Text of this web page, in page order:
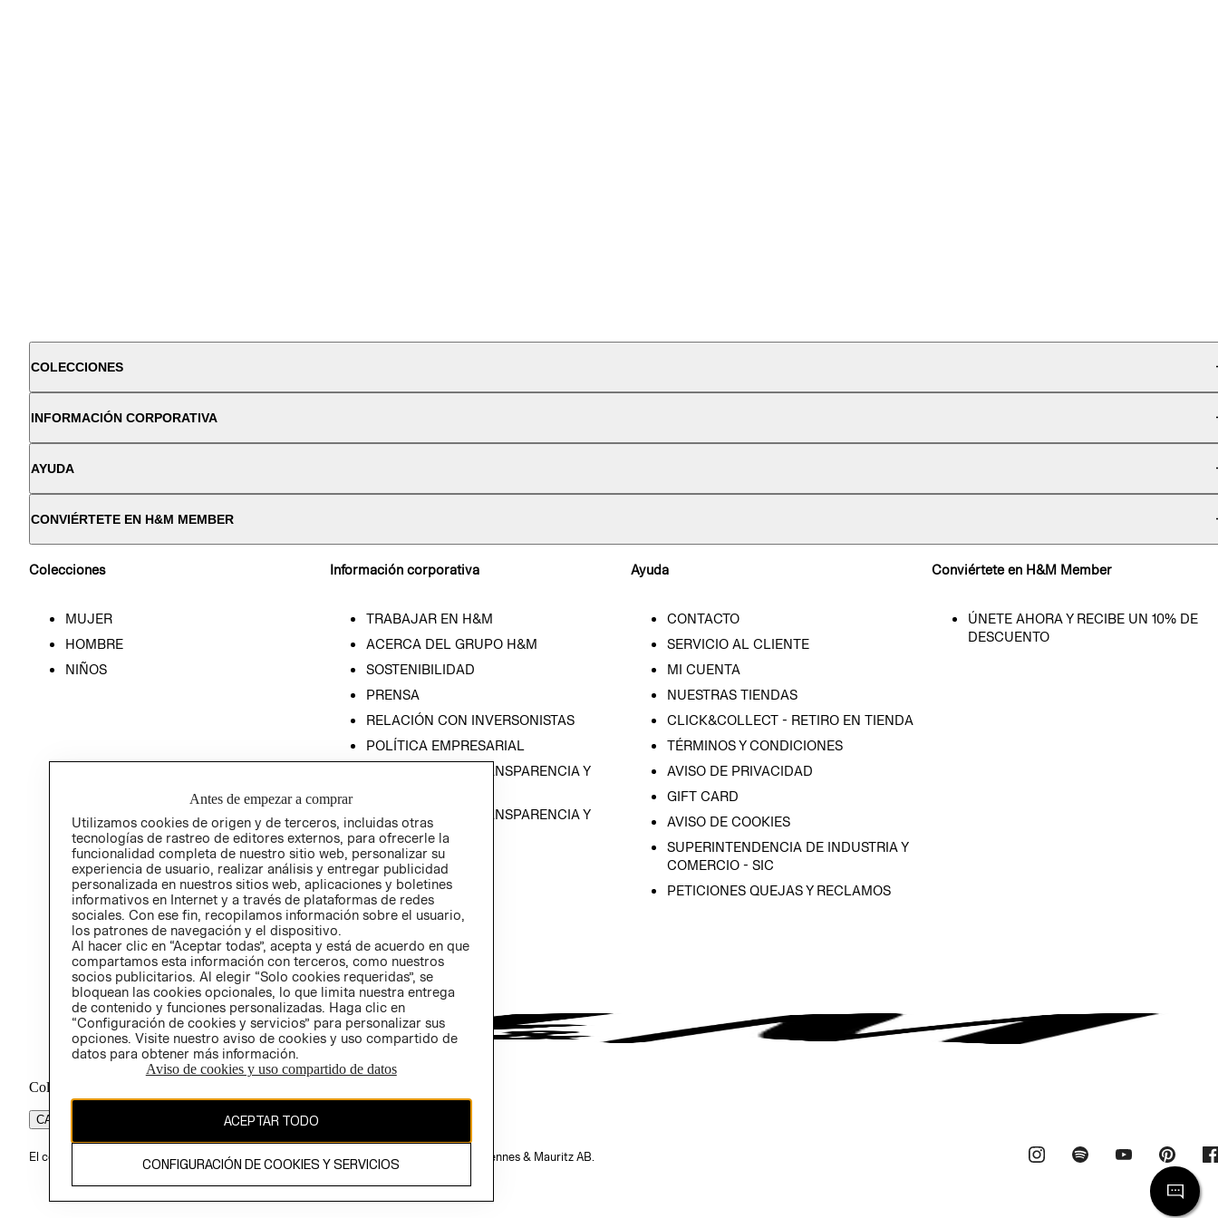
COLECCIONES
INFORMACIÓN CORPORATIVA
AYUDA
CONVIÉRTETE EN H&M MEMBER
Colecciones
MUJER
HOMBRE
NIÑOS
Información corporativa
TRABAJAR EN H&M
ACERCA DEL GRUPO H&M
SOSTENIBILIDAD
PRENSA
RELACIÓN CON INVERSONISTAS
POLÍTICA EMPRESARIAL
PROGRAMA DE TRANSPARENCIA Y
PROGRAMA DE TRANSPARENCIA Y
ÉTICA (INGLÉS)
Ayuda
CONTACTO
SERVICIO AL CLIENTE
MI CUENTA
NUESTRAS TIENDAS
CLICK&COLLECT - RETIRO EN TIENDA
TÉRMINOS Y CONDICIONES
AVISO DE PRIVACIDAD
GIFT CARD
AVISO DE COOKIES
SUPERINTENDENCIA DE INDUSTRIA Y
COMERCIO - SIC
PETICIONES QUEJAS Y RECLAMOS
Conviértete en H&M Member
ÚNETE AHORA Y RECIBE UN 10% DE
DESCUENTO
Colombia ($)
CAMBIAR REGIÓN
El contenido de esta página web está protegido por copyright y es propiedad de H&M Hennes & Mauritz AB.
Antes de empezar a comprar
Utilizamos cookies de origen y de terceros, incluidas otras
tecnologías de rastreo de editores externos, para ofrecerle la
funcionalidad completa de nuestro sitio web, personalizar su
experiencia de usuario, realizar análisis y entregar publicidad
personalizada en nuestros sitios web, aplicaciones y boletines
informativos en Internet y a través de plataformas de redes
sociales. Con ese fin, recopilamos información sobre el usuario,
los patrones de navegación y el dispositivo.
Al hacer clic en “Aceptar todas”, acepta y está de acuerdo en que
compartamos esta información con terceros, como nuestros
socios publicitarios. Al elegir “Solo cookies requeridas”, se
bloquean las cookies opcionales, lo que limita nuestra entrega
de contenido y funciones personalizadas. Haga clic en
“Configuración de cookies y servicios” para personalizar sus
opciones. Visite nuestro aviso de cookies y uso compartido de
datos para obtener más información.
Aviso de cookies y uso compartido de datos
ACEPTAR TODO
CONFIGURACIÓN DE COOKIES Y SERVICIOS